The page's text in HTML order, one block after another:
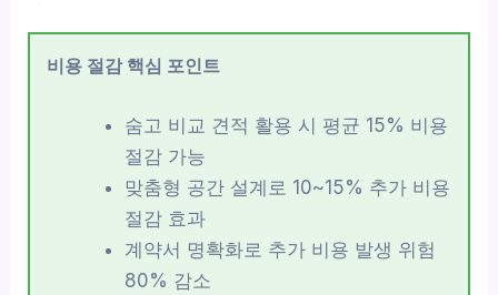
비용 절감 핵심 포인트
숨고 비교 견적 활용 시 평균 15% 비용
절감 가능
맞춤형 공간 설계로 10~15% 추가 비용
절감 효과
계약서 명확화로 추가 비용 발생 위험
80% 감소